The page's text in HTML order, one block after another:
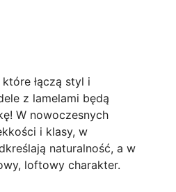
łączą styl i
z lamelami będą
W nowoczesnych
i klasy, w
naturalność, a w
loftowy charakter.